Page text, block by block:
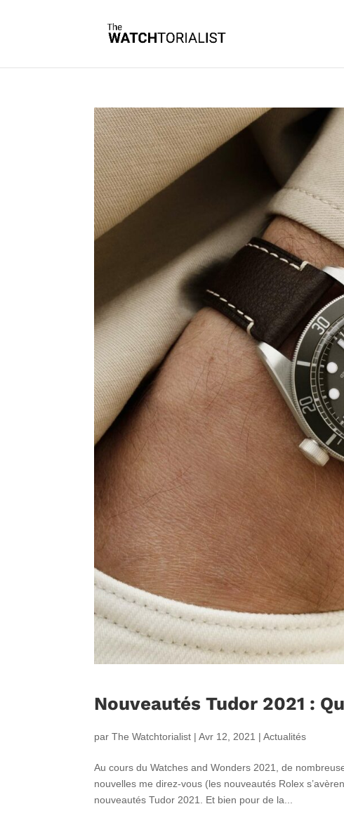
Nouveautés Tudor 2021 :
parThe Watchtorialist |Avr 12, 2021 |Actualités
Au cours du Watches and Wonders 2021, de
nouvelles me direz-vous (les nouveautés Rolex
nouveautés Tudor 2021. Et bien pour de la...